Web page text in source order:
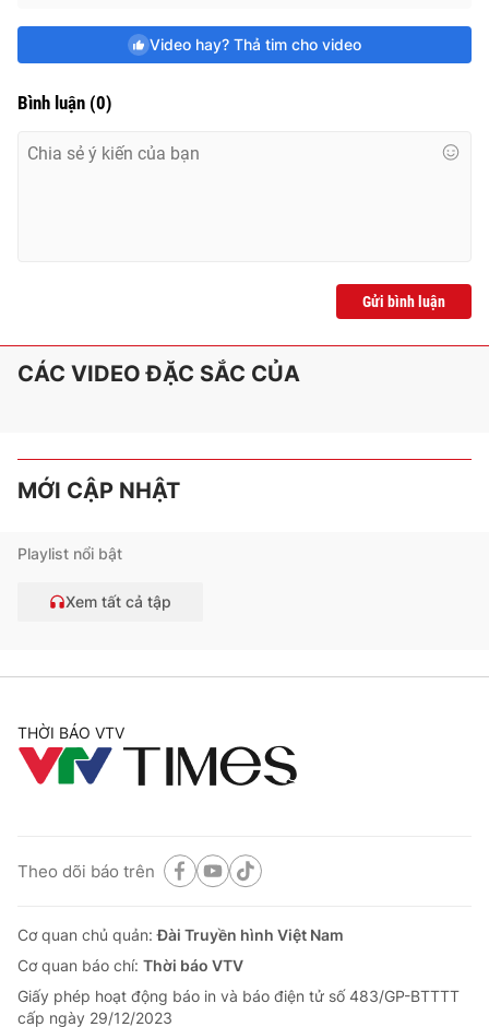
Video hay? Thả tim cho video
Bình luận (0)
Gửi bình luận
CÁC VIDEO ĐẶC SẮC CỦA
MỚI CẬP NHẬT
Playlist nổi bật
Xem tất cả tập
THỜI BÁO VTV
Theo dõi báo trên
Cơ quan chủ quản:Đài Truyền hình Việt Nam
Cơ quan báo chí: Thời báo VTV
Giấy phép hoạt động báo in và báo điện tử số 483/GP-BTTTT
cấp ngày 29/12/2023